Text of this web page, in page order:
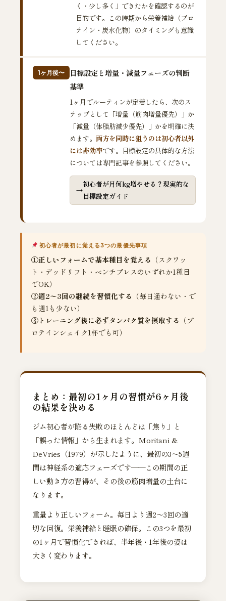
く・少し多く」できたかを確認するのが
目的です。この時期から栄養補給（プロ
テイン・炭水化物）のタイミングも意識
してください。
1ヶ月後〜
目標設定と増量・減量フェーズの判断
基準
1ヶ月でルーティンが定着したら、次のス
テップとして「増量（筋肉増量優先）」か
「減量（体脂肪減少優先）」かを明確に決
めます。 両方を同時に狙うのは初心者以外
には非効率です。目標設定の具体的な方法
については専門記事を参照してください。
初心者が月何kg増やせる？現実的な
目標設定ガイド
初心者が最初に覚える3つの最優先事項
①正しいフォームで基本種目を覚える （スクワッ
ト・デッドリフト・ベンチプレスのいずれか1種目
でOK）
②週2〜3回の継続を習慣化する （毎日通わない・で
も週1も少ない）
③ トレーニング後に必ずタンパク質を摂取する （プ
ロテインシェイク1杯でも可）
まとめ：最初の1ヶ月の習慣が6ヶ月後
の結果を決める
ジム初心者が陥る失敗のほとんどは「焦り」と
「誤った情報」から生まれます。Moritani &
DeVries（1979）が示したように、最初の3〜5週
間は神経系の適応フェーズです——この期間の正
しい動き方の習得が、その後の筋肉増量の土台に
なります。
重量より正しいフォーム。毎日より週2〜3回の適
切な回復。栄養補給と睡眠の確保。この3つを最初
の1ヶ月で習慣化できれば、半年後・1年後の姿は
大きく変わります。